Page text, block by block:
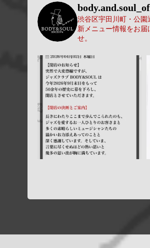
渋谷区宇田川町・公園
新メニュー情報をお届
せ。